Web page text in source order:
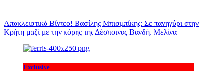
Αποκλειστικό Βίντεο! Βασίλης Μπισμπίκης: Σε πανηγύρι στην
Κρήτη μαζί με την κόρης της Δέσποινας Βανδή, Μελίνα
Exclusive